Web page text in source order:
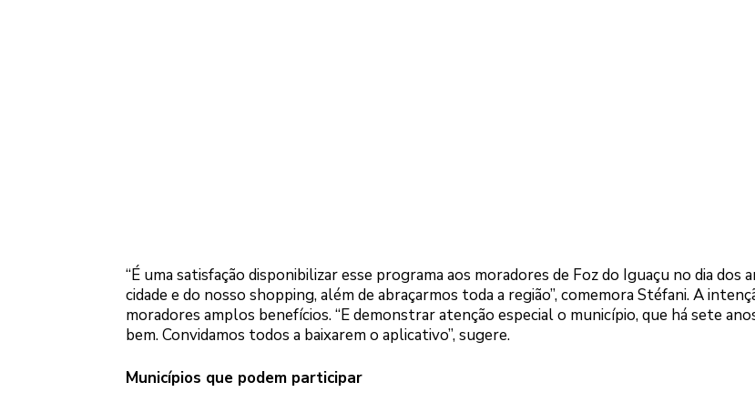
“É uma satisfação disponibilizar esse programa aos moradores de Foz do Iguaçu no dia dos
cidade e do nosso shopping, além de abraçarmos toda a região”, comemora Stéfani. A
moradores amplos benefícios. “E demonstrar atenção especial o município, que há sete
bem. Convidamos todos a baixarem o aplicativo”, sugere.
Municípios que podem participar